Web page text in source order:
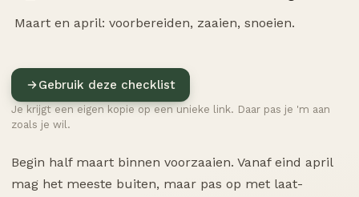
Maart en april: voorbereiden, zaaien, snoeien.
Gebruik deze checklist
Je krijgt een eigen kopie op een unieke link. Daar pas je 'm aan
zoals je wil.
Begin half maart binnen voorzaaien. Vanaf eind april
mag het meeste buiten, maar pas op met laat-